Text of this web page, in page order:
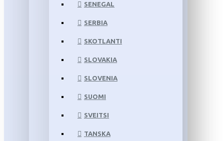
SENEGAL
SERBIA
SKOTLANTI
SLOVAKIA
SLOVENIA
SUOMI
SVEITSI
TANSKA